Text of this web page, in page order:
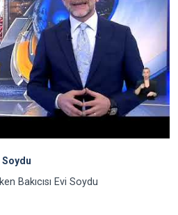
Soydu
Bakıcısı Evi Soydu